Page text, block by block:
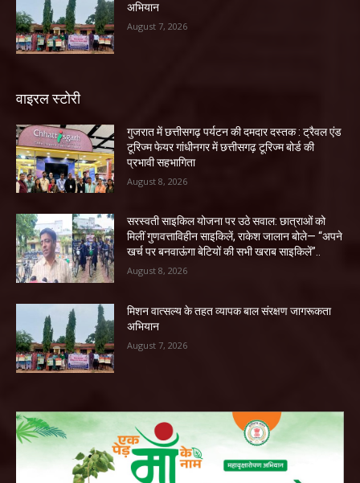
अभियान
August 7, 2026
वाइरल स्टोरी
गुजरात में छत्तीसगढ़ पर्यटन की दमदार दस्तक : ट्रैवल एंड
टूरिज्म फेयर गांधीनगर में छत्तीसगढ़ टूरिज्म बोर्ड की
प्रभावी सहभागिता
August 8, 2026
सरस्वती साइकिल योजना पर उठे सवाल: छात्राओं को
मिलीं गुणवत्ताविहीन साइकिलें, राकेश जालान बोले— “अपने
खर्च पर बनवाऊंगा बेटियों की सभी खराब साइकिलें”..
August 8, 2026
मिशन वात्सल्य के तहत व्यापक बाल संरक्षण जागरूकता
अभियान
August 7, 2026